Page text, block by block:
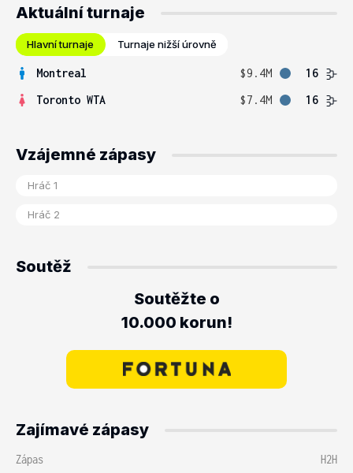
Aktuální turnaje
Hlavní turnaje Turnaje nižší úrovně
Montreal $9.4M
16
Toronto WTA
$7.4M 16
Vzájemné zápasy
Soutěž
Soutěžte o
10.000 korun!
Zajímavé zápasy
Zápas
H2H